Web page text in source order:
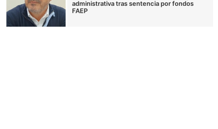
administrativa tras sentencia por fondos
FAEP